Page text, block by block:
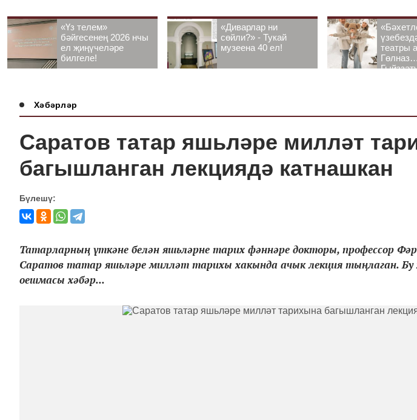
«Үз телем»
бәйгесенең 2026 нчы
ел җиңүчеләре
билгеле!
«Диварлар ни
сөйли?» - Тукай
музеена 40 ел!
театры
Гөлназ
Хәбәрләр
Саратов татар яшьләре милләт
багышланган лекциядә катнашкан
Бүлешү:
Татарларның үткәне белән яшьләрне тарих фәннәре докторы, профессор
Саратов татар яшьләре милләт тарихы хакында ачык лекция тыңлаган.
оешмасы хәбәр...